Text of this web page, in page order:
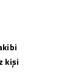
kişi